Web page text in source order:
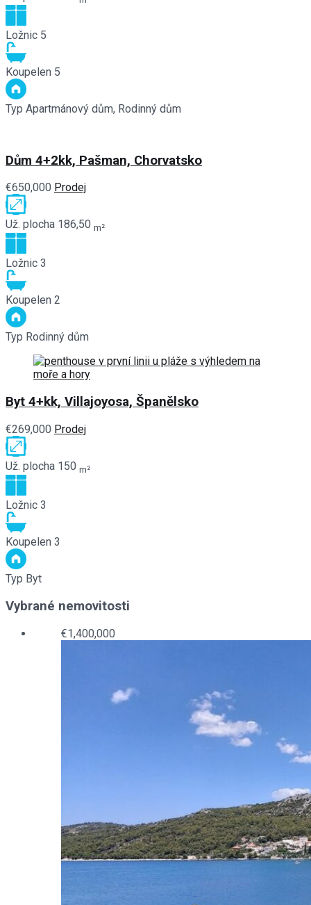
Ložnic 5
Koupelen 5
Typ Apartmánový dům, Rodinný dům
Dům 4+2kk, Pašman, Chorvatsko
€650,000 Prodej
Už. plocha 186,50 m²
Ložnic 3
Koupelen 2
Typ Rodinný dům
Byt 4+kk, Villajoyosa, Španělsko
€269,000 Prodej
Už. plocha 150 m²
Ložnic 3
Koupelen 3
Typ Byt
Vybrané nemovitosti
€1,400,000